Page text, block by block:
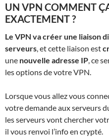
UN VPN COMMENT
EXACTEMENT ?
Le VPN va créer une liaison
serveurs, et cette liaison est
une nouvelle adresse IP, ce
les options de votre VPN.
Lorsque vous allez vous
votre demande aux serveurs
les serveurs vont chercher
il vous renvoi l’info en crypté.